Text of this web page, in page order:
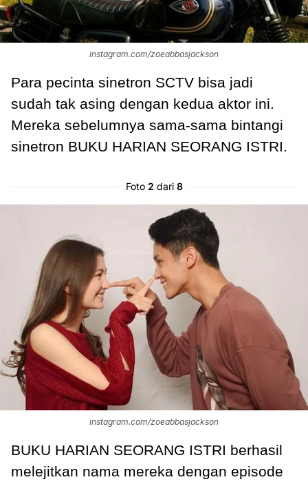
instagram.com/zoeabbasjackson
Para pecinta sinetron SCTV bisa jadi
sudah tak asing dengan kedua aktor ini.
Mereka sebelumnya sama-sama bintangi
sinetron BUKU HARIAN SEORANG ISTRI.
Foto 2 dari 8
instagram.com/zoeabbasjackson
BUKU HARIAN SEORANG ISTRI berhasil
melejitkan nama mereka dengan episode